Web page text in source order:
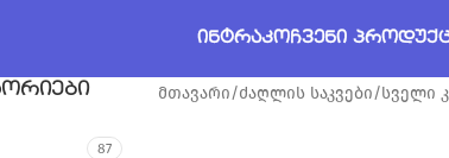
ᲘᲜᲢᲠᲐᲙᲝᲩᲕᲔᲜᲘ
87
მთავარი/ძაღლის საკვები/სველი